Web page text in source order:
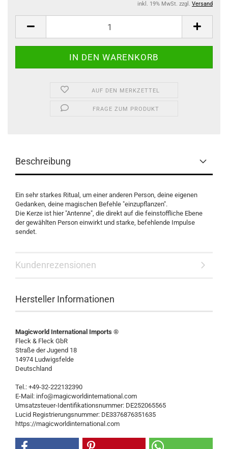
inkl. 19% MwSt. zzgl. Versand
AUF DEN MERKZETTEL
FRAGE ZUM PRODUKT
Beschreibung
Ein sehr starkes Ritual, um einer anderen Person, deine eigenen
Gedanken, deine magischen Befehle "einzupflanzen".
Die Kerze ist hier "Antenne", die direkt auf die feinstoffliche Ebene
der gewählten Person einwirkt und starke, befehlende Impulse
sendet.
Kundenrezensionen
Hersteller Informationen
Magicworld International Imports ®
Fleck & Fleck GbR
Straße der Jugend 18
14974 Ludwigsfelde
Deutschland
Tel.: +49-32-222132390
E-Mail: info@magicworldinternational.com
Umsatzsteuer-Identifikationsnummer: DE252065565
Lucid Registrierungsnummer: DE3376876351635
https://magicworldinternational.com